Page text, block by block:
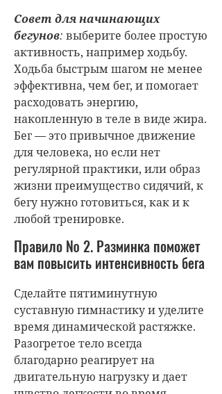
Совет для начинающих
бегунов: выберите более простую
активность, например ходьбу.
Ходьба быстрым шагом не менее
эффективна, чем бег, и помогает
расходовать энергию,
накопленную в теле в виде жира.
Бег — это привычное движение
для человека, но если нет
регулярной практики, или образ
жизни преимущество сидячий, к
бегу нужно готовиться, как и к
любой тренировке.
Правило № 2. Разминка поможет
вам повысить интенсивность бега
Сделайте пятиминутную
суставную гимнастику и уделите
время динамической растяжке.
Разогретое тело всегда
благодарно реагирует на
двигательную нагрузку и дает